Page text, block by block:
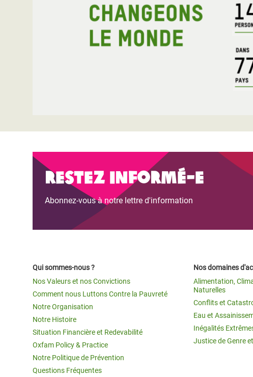
Restez informé-e
Abonnez-vous à notre lettre d'information
Qui sommes-nous ?
Nos Valeurs et nos Convictions
Comment nous Luttons Contre la Pauvreté
Notre Organisation
Notre Histoire
Situation Financière et Redevabilité
Oxfam Policy & Practice
Notre Politique de Prévention
Questions Fréquentes
Nos domaines
Alimentation,
Naturelles
Conflits et
Eau et
Inégalités
Justice de Genre